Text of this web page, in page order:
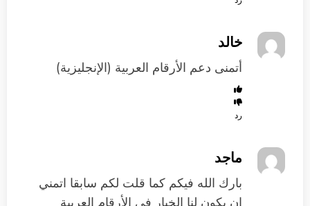
خالد
أتمنى دعم الأرقام العربية (الإنجليزية)
رد
ماجد
بارك الله فيكم كما قلت لكم سابقا اتمني